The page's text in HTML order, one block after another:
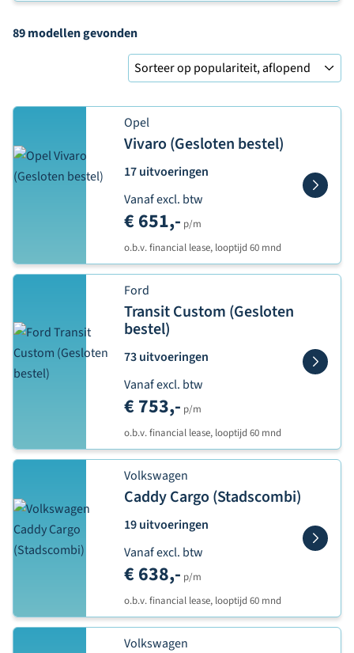
89 modellengevonden
Opel
Vivaro (Gesloten bestel)
17 uitvoeringen
Vanaf excl. btw
€ 651,- p/m
o.b.v. financial lease, looptijd 60 mnd
Ford
Transit Custom (Gesloten
bestel)
73 uitvoeringen
Vanaf excl. btw
€ 753,- p/m
o.b.v. financial lease, looptijd 60 mnd
Volkswagen
Caddy Cargo (Stadscombi)
19 uitvoeringen
Vanaf excl. btw
€ 638,- p/m
o.b.v. financial lease, looptijd 60 mnd
Volkswagen